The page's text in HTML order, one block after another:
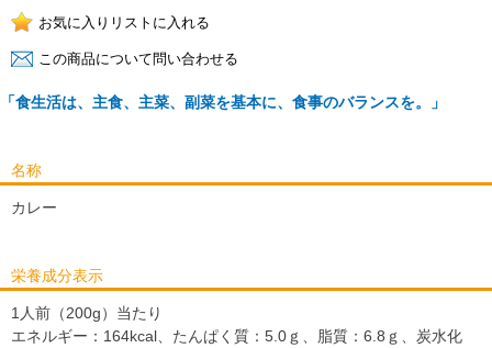
「食生活は、主食、主菜、副菜を基本に、食事のバランスを。」
名称
カレー
栄養成分表示
1人前（200g）当たり
エネルギー：164kcal、たんぱく質：5.0ｇ、脂質：6.8ｇ、炭水化